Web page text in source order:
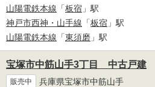
山陽電鉄本線 「板宿 」駅
神戸市西神・山手線 「板宿 」駅
山陽電鉄本線 「東須磨 」駅
宝塚市中筋山手3丁目 中古戸建
販売中 兵庫県宝塚市中筋山手